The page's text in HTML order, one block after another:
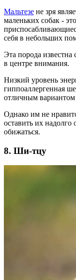
Мальтезе не зря
маленьких собак -
себя в небольших
Эта порода
в центре внимания.
Низкий уровень
гиппоаллергенная
отличным вариантом
Однако им не
оставить их надолго
обижаться.
8. Ши-тцу